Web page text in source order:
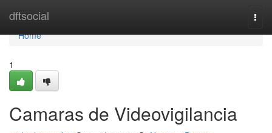
dftsocial
Home
Home
1
Camaras de Videovigilancia